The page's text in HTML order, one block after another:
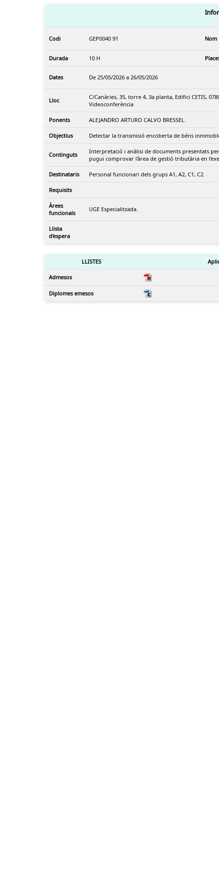
Codi GEP0040 91 Nom
Durada 10 H
Dates De 25/05/2026 a 26/05/2026
Lloc
C/Canàries, 35, torre 4, 3a planta, Edifici CETIS,
Videoconferència
Ponents ALEJANDRO ARTURO CALVO BRESSEL.
Objectius Detectar la transmisió encoberta de béns
Continguts
Interpretació i anàlisi de documents presentats
pugui comprovar l'àrea de gestió tributària en
Destinataris Personal funcionari dels grups A1, A2, C1, C2.
Requisits
Àrees
funcionals
UGE Especialitzada.
Llista
d'espera
LLISTES
Admesos
Diplomes emesos